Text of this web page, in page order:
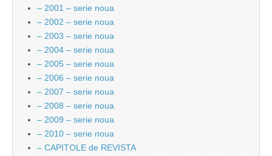
– 2001 – serie noua
– 2002 – serie noua
– 2003 – serie noua
– 2004 – serie noua
– 2005 – serie noua
– 2006 – serie noua
– 2007 – serie noua
– 2008 – serie noua
– 2009 – serie noua
– 2010 – serie noua
– CAPITOLE de REVISTA